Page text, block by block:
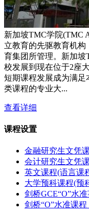
新加坡TMC学院(TMC
立教育的先驱教育机构
育集团所管理。新加坡
校发展到现在位于2座
短期课程发展成为满
类课程的专业大...
查看详细
课程设置
金融研究生文凭
会计研究生文凭
英文课程(语言课
大学预科课程(预
剑桥GCE“O”水
剑桥“O”水准课